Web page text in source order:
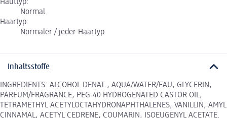
Hauttyp:
Normal
Haartyp:
Normaler / jeder Haartyp
Inhaltsstoffe
INGREDIENTS: ALCOHOL DENAT., AQUA/WATER/EAU, GLYCERIN,
PARFUM/FRAGRANCE, PEG-40 HYDROGENATED CASTOR OIL,
TETRAMETHYL ACETYLOCTAHYDRONAPHTHALENES, VANILLIN, AMYL
CINNAMAL, ACETYL CEDRENE, COUMARIN, ISOEUGENYL ACETATE.